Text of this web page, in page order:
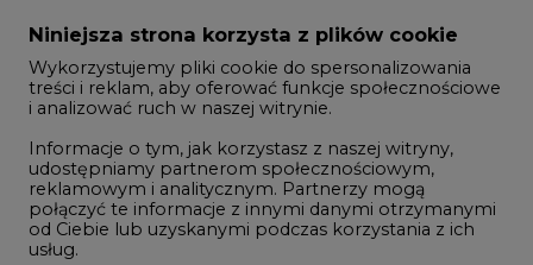
Zmiany kadrowe na rynku
Studio CIRE
Rozmowy o energetyce
Gospodarka
Geopolityka
LTE450
Niniejsza strona korzysta z plików cookie
Wykorzystujemy pliki cookie do spersonalizowania
treści i reklam, aby oferować funkcje społecznościowe
i analizować ruch w naszej witrynie.
Informacje o tym, jak korzystasz z naszej witryny,
udostępniamy partnerom społecznościowym,
reklamowym i analitycznym. Partnerzy mogą
połączyć te informacje z innymi danymi otrzymanymi
od Ciebie lub uzyskanymi podczas korzystania z ich
usług.